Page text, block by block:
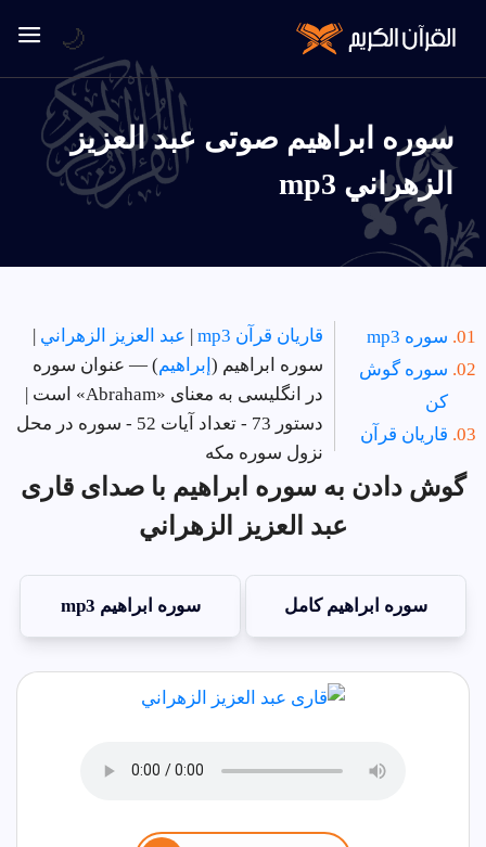
سوره ابراهيم صوتی عبد العزيز
الزهراني mp3
سوره mp3
سوره گوش
کن
قاریان قرآن
قاریان قرآن mp3 | عبد العزيز الزهراني |
سوره ابراهيم ( إبراهيم) — عنوان سوره
در انگلیسی به معنای «Abraham» است |
دستور 73 - تعداد آیات 52 - سوره در
محل
نزول سوره مکه
گوش دادن به سوره ابراهيم با صدای قاری
عبد العزيز الزهراني
سوره ابراهيم کامل سوره ابراهيم mp3
🌙